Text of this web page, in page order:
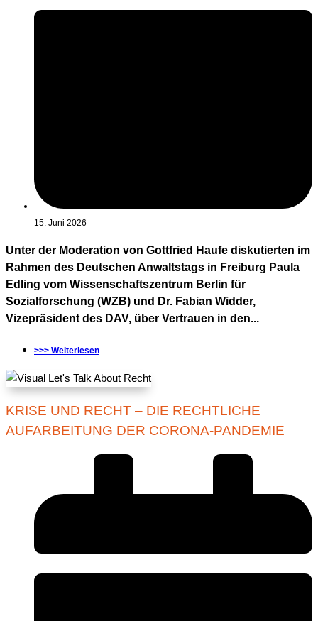
15. Juni 2026
Unter der Moderation von Gottfried Haufe diskutierten im
Rahmen des Deutschen Anwaltstags in Freiburg Paula
Edling vom Wissenschaftszentrum Berlin für
Sozialforschung (WZB) und Dr. Fabian Widder,
Vizepräsident des DAV, über Vertrauen in den...
>>> Weiterlesen
KRISE UND RECHT – DIE RECHTLICHE
AUFARBEITUNG DER CORONA-PANDEMIE